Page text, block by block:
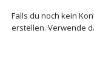
Falls du noch kein
erstellen. Verwende